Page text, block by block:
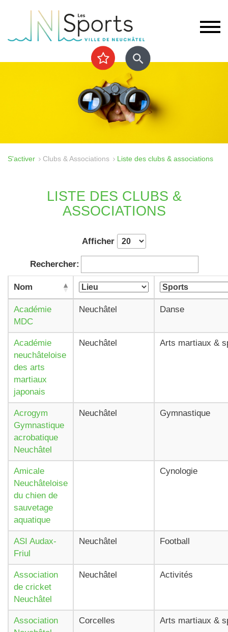
S'activer Clubs & Associations Liste des clubs & associations
LISTE DES CLUBS &
ASSOCIATIONS
Afficher
Rechercher:
Nom
Académie
MDC
Neuchâtel Danse
Académie
neuchâteloise
des arts
martiaux
japonais
Neuchâtel Arts martiaux &
Acrogym
Gymnastique
acrobatique
Neuchâtel
Neuchâtel Gymnastique
Amicale
Neuchâteloise
du chien de
sauvetage
aquatique
Cynologie
ASI Audax-
Friul
Neuchâtel Football
Association
de cricket
Neuchâtel
Neuchâtel Activités
Association
Corcelles Arts martiaux &